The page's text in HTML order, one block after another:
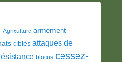
Agriculture armement
ciblés attaques de
blocus cessez-